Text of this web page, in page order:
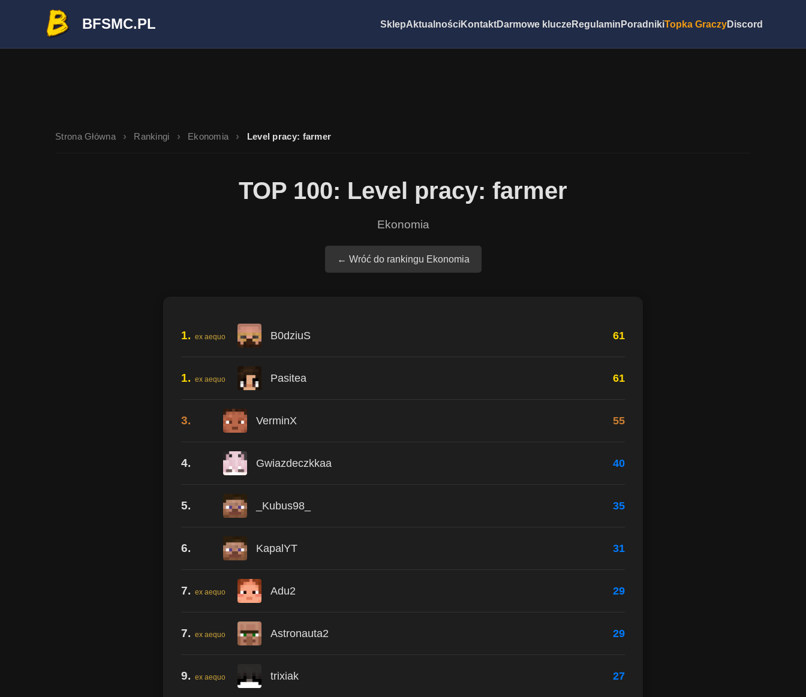
BFSMC.PL SklepAktualnościKontaktDarmowe kluczeRegulamin PoradnikiTopka GraczyDiscord
Strona Główna Rankingi Ekonomia Level pracy: farmer
TOP 100: Level pracy: farmer
Ekonomia
← Wróć do rankingu Ekonomia
1. ex aequo B0dziuS 61
1. ex aequo Pasitea 61
3. VerminX 55
4. Gwiazdeczkkaa 40
5. _Kubus98_ 35
6. KapalYT 31
7. ex aequo Adu2 29
7. ex aequo Astronauta2 29
9. ex aequo trixiak 27